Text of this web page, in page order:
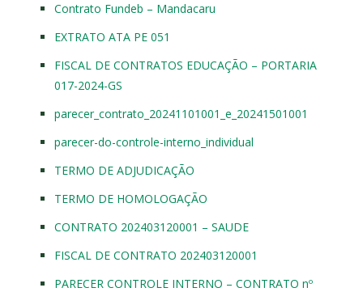
Contrato Fundeb – Mandacaru
EXTRATO ATA PE 051
FISCAL DE CONTRATOS EDUCAÇÃO – PORTARIA
017-2024-GS
parecer_contrato_20241101001_e_20241501001
parecer-do-controle-interno_individual
TERMO DE ADJUDICAÇÃO
TERMO DE HOMOLOGAÇÃO
CONTRATO 202403120001 – SAUDE
FISCAL DE CONTRATO 202403120001
PARECER CONTROLE INTERNO – CONTRATO nº